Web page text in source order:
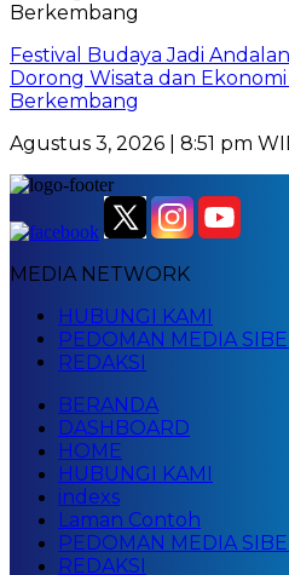
Festival Budaya Jadi
Dorong Wisata dan
Berkembang
Agustus 3, 2026 | 8:51 pm
MEDIA NETWORK
HUBUNGI KAMI
PEDOMAN MEDIA
REDAKSI
BERANDA
DASHBOARD
HOME
HUBUNGI KAMI
indexs
Laman Contoh
PEDOMAN MEDIA
REDAKSI